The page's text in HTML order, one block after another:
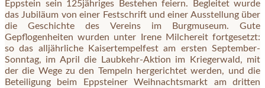
Eppstein sein 125jähriges Bestehen feiern. Begleitet wurde
das Jubiläum von einer Festschrift und einer Ausstellung über
die Geschichte des Vereins im Burgmuseum. Gute
Gepflogenheiten wurden unter Irene Milchereit fortgesetzt:
so das alljährliche Kaisertempelfest am ersten September-
Sonntag, im April die Laubkehr-Aktion im Kriegerwald, mit
der die Wege zu den Tempeln hergerichtet werden, und die
Beteiligung beim Eppsteiner Weihnachtsmarkt am dritten